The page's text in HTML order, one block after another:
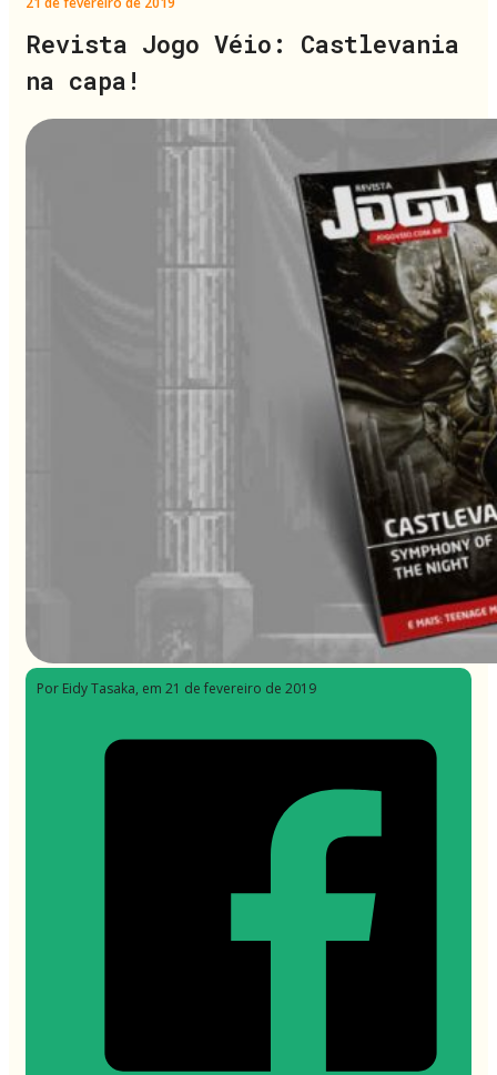
Revista Jogo Véio: Castlevania
na capa!
Por Eidy Tasaka, em 21 de fevereiro de 2019